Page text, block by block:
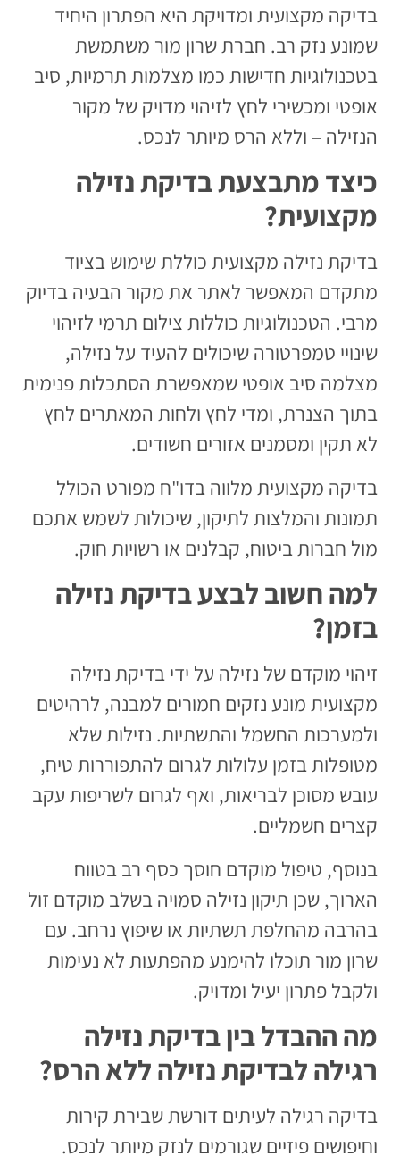
בדיקה מקצועית ומדויקת היא הפתרון היחיד
שמונע נזק רב. חברת שרון מור משתמשת
בטכנולוגיות חדישות כמו מצלמות תרמיות, סיב
אופטי ומכשירי לחץ לזיהוי מדויק של מקור
הנזילה – וללא הרס מיותר לנכס.
כיצד מתבצעת בדיקת נזילה
מקצועית?
בדיקת נזילה מקצועית כוללת שימוש בציוד
מתקדם המאפשר לאתר את מקור הבעיה בדיוק
מרבי. הטכנולוגיות כוללות צילום תרמי לזיהוי
שינויי טמפרטורה שיכולים להעיד על נזילה,
מצלמה סיב אופטי שמאפשרת הסתכלות פנימית
בתוך הצנרת, ומדי לחץ ולחות המאתרים לחץ
לא תקין ומסמנים אזורים חשודים.
בדיקה מקצועית מלווה בדו"ח מפורט הכולל
תמונות והמלצות לתיקון, שיכולות לשמש אתכם
מול חברות ביטוח, קבלנים או רשויות חוק.
למה חשוב לבצע בדיקת נזילה
בזמן?
זיהוי מוקדם של נזילה על ידי בדיקת נזילה
מקצועית מונע נזקים חמורים למבנה, לרהיטים
ולמערכות החשמל והתשתיות. נזילות שלא
מטופלות בזמן עלולות לגרום להתפוררות טיח,
עובש מסוכן לבריאות, ואף לגרום לשריפות עקב
קצרים חשמליים.
בנוסף, טיפול מוקדם חוסך כסף רב בטווח
הארוך, שכן תיקון נזילה סמויה בשלב מוקדם זול
בהרבה מהחלפת תשתיות או שיפוץ נרחב. עם
שרון מור תוכלו להימנע מהפתעות לא נעימות
ולקבל פתרון יעיל ומדויק.
מה ההבדל בין בדיקת נזילה
רגילה לבדיקת נזילה ללא הרס?
בדיקה רגילה לעיתים דורשת שבירת קירות
וחיפושים פיזיים שגורמים לנזק מיותר לנכס.